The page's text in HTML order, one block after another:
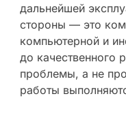
дальнейшей
стороны — это
компьютерной и
до качественного
проблемы, а не
работы